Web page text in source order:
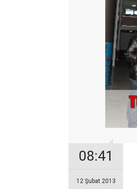
08:41
12 Şubat 2013